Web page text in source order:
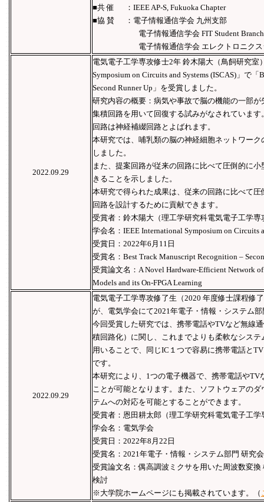
■共 催 ：IEEE AP-S, Fukuoka Chapter
■協 賛 ：電子情報通信学会 九州支部
電子情報通信学会 FIT Student Branch
電子情報通信学会 エレクトロニクスシ
2022.09.29
電気電子工学専攻修士2年 鈴木陽大（鳥飼研究室
Symposium on Circuits and Systems (ISCAS)」で
Second Runner Up」を受賞しました。
研究内容の概要：病気や事故で脳の機能の一部
集積回路を用いて回復する試みがなされていま
回路は神経補綴回路とよばれます。
本研究では、哺乳類の脳の神経細胞ネットワー
しました。
また、提案回路が従来の回路に比べて圧倒的に
きることを示しました。
本研究で得られた成果は、従来の回路に比べて
回路を設計するために貢献できます。
受賞者：鈴木陽大（理工学研究科電気電子工学専
学会名：IEEE International Symposium on Circuits
受賞日：2022年6月11日
受賞名：Best Track Manuscript Recognition –
受賞論⽂名：A Novel Hardware-Efficient Network
Models and its On-FPGA Learning
2022.09.29
電気電子工学専攻修了生（2020 年度修士課程修
が、電気学会にて2021年電子・情報・システム
今回受賞した研究では、携帯電話やTVなど無線
積回路化）に関し、これまでよりも柔軟なシス
用いることで、同じIC１つで容易に携帯電話と
です。
本研究により、1つの電子機器で、携帯電話やTV
ことが可能となります。また、ソフトウェアの
テムへの対応を可能とすることができます。
受賞者：恩田耕太郎（理工学研究科電気電子工学
学会名：電気学会
受賞日：2022年8月22日
受賞名：2021年電子・情報・システム部門 研究
受賞論文名：偶高調波ミクサを用いた周波数変
検討
※大学院ホームページにも掲載されています。（